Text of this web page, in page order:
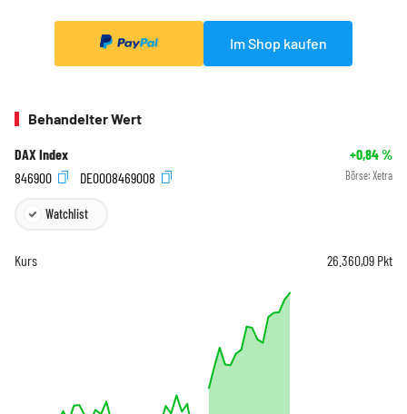
Im Shop kaufen
Behandelter Wert
DAX Index +0,84%
846900
DE0008469008 Börse: Xetra
Watchlist
Kurs 26.360,09 Pkt